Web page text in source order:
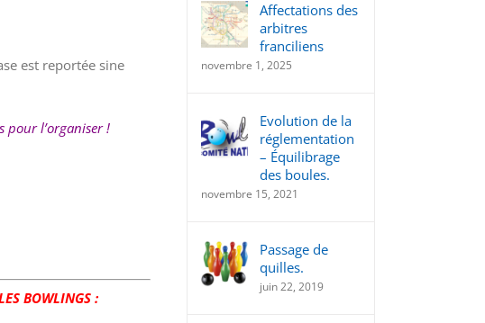
est reportée sine
pour l’organiser !
BOWLINGS :
Affectations des
arbitres
franciliens
novembre 1, 2025
Evolution de la
réglementation
– Équilibrage
des boules.
novembre 15, 2021
Passage de
quilles.
juin 22, 2019